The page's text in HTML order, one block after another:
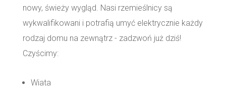
nowy, świeży wygląd. Nasi rzemieślnicy są
wykwalifikowani i potrafią umyć elektrycznie każdy
rodzaj domu na zewnątrz - zadzwoń już dziś!
Czyścimy:
Wiata